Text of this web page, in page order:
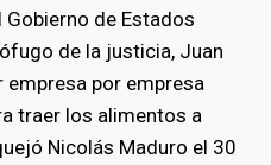
Gobierno de Estados
de la justicia, Juan
empresa por empresa
traer los alimentos a
Nicolás Maduro el 30